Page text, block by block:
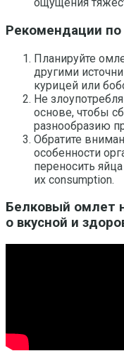
ощущения
Рекомендации по
Планируйте
другими
курицей или
Не
основе, чтобы
разнообразию
Обратите
особенности
переносить
их consumption.
Белковый омлет
о вкусной и